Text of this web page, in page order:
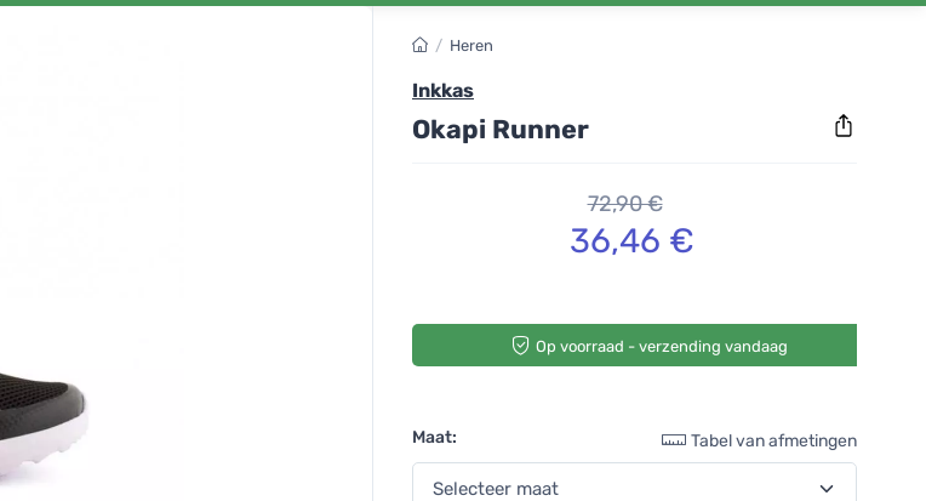
/ Heren
Inkkas
Okapi Runner
72,90 €
36,46 €
Op voorraad - verzending vandaag
Maat: Tabel van afmetingen